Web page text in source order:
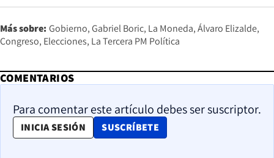
Más sobre: Gobierno Gabriel Boric La Moneda Álvaro Elizalde
Congreso Elecciones La Tercera PM Política
COMENTARIOS
Para comentar este artículo debes ser suscriptor.
INICIA SESIÓN SUSCRÍBETE
OPENS IN NEW WINDOW